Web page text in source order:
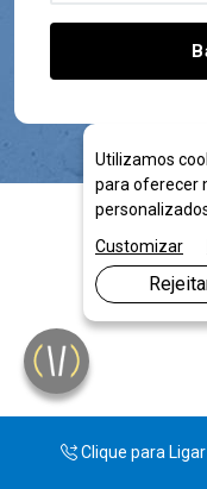
Clique para Ligar
Utilizamos
para oferecer
Customizar